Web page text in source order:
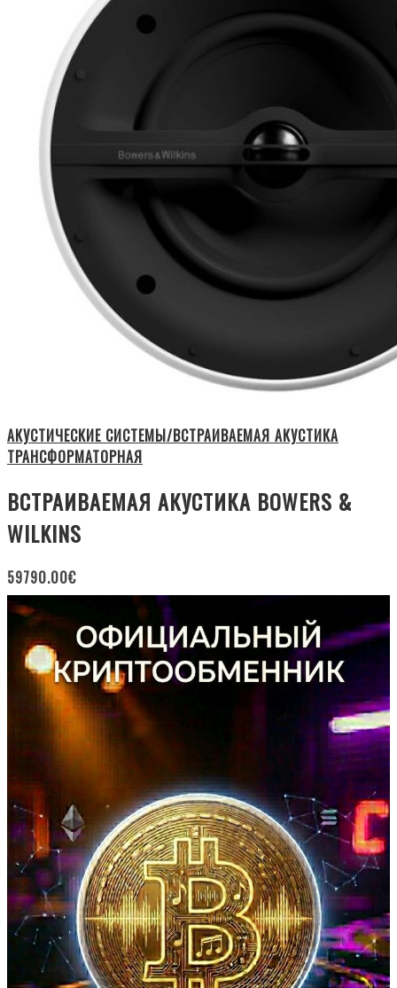
АКУСТИЧЕСКИЕ СИСТЕМЫ/ВСТРАИВАЕМАЯ АКУСТИКА
ТРАНСФОРМАТОРНАЯ
ВСТРАИВАЕМАЯ АКУСТИКА BOWERS &
WILKINS
59790.00€